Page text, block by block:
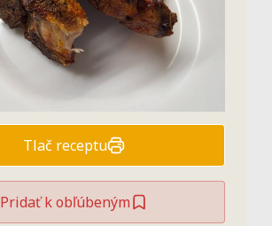
Tlač receptu
Pridať k obľúbeným